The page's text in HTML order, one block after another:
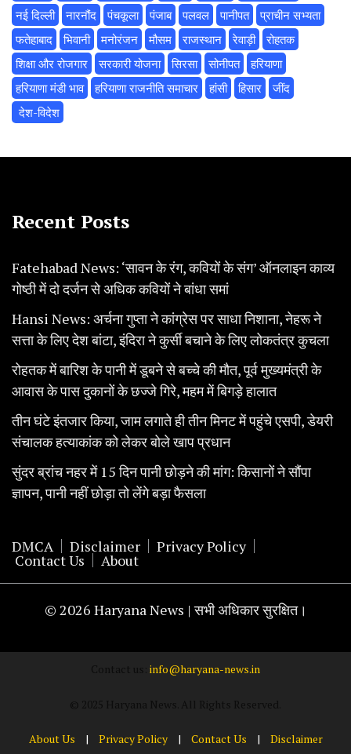
नई दिल्ली
नारनौंद पंचकूला पंजाब पलवल पानीपत
प्राचीन सभ्यता
फतेहाबाद
भिवानी मनोरंजन मौसम राजस्थान रेवाड़ी
रोहतक
शिक्षा और रोजगार
सरकारी योजना सिरसा सोनीपत
हरियाणा
हरियाणा मंडी भाव
हरियाणा राजनीति समाचार हांसी हिसार
‌जींद
‌ देश-विदेश
Recent Posts
Fatehabad News: ‘सावन के रंग, कवियों के संग’ ऑनलाइन काव्य
गोष्ठी में दो दर्जन से अधिक कवियों ने बांधा समां
Hansi News: अर्चना गुप्ता ने कांग्रेस पर साधा निशाना, नेहरू ने
सत्ता के लिए देश बांटा, इंदिरा ने कुर्सी बचाने के लिए लोकतंत्र कुचला
रोहतक में बारिश के पानी में डूबने से बच्चे की मौत, पूर्व मुख्यमंत्री के
आवास के पास दुकानों के छज्जे गिरे, महम में बिगड़े हालात
तीन घंटे इंतजार किया, जाम लगाते ही तीन मिनट में पहुंचे एसपी, डेयरी
संचालक हत्याकांक को लेकर बोले खाप प्रधान
सुंदर ब्रांच नहर में 15 दिन पानी छोड़ने की मांग: किसानों ने सौंपा
ज्ञापन, पानी नहीं छोड़ा तो लेंगे बड़ा फैसला
DMCA Disclaimer Privacy Policy
Contact Us About
© 2026 Haryana News | सभी अधिकार सुरक्षित।
info@haryana-news.in
About Us | Privacy Policy | Contact Us | Disclaimer